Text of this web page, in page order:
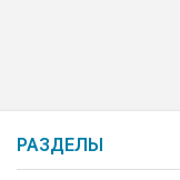
РАЗДЕЛЫ